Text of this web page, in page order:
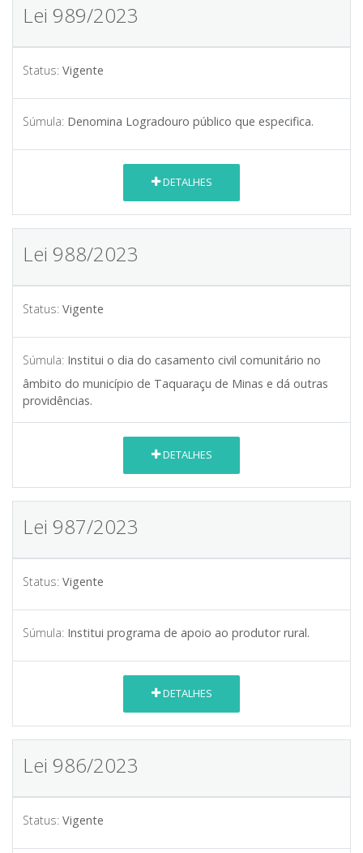
Lei 989/2023
Status: Vigente
Súmula: Denomina Logradouro público que especifica.
DETALHES
Lei 988/2023
Status: Vigente
Súmula: Institui o dia do casamento civil comunitário no
âmbito do município de Taquaraçu de Minas e dá outras
providências.
DETALHES
Lei 987/2023
Status: Vigente
Súmula: Institui programa de apoio ao produtor rural.
DETALHES
Lei 986/2023
Status: Vigente